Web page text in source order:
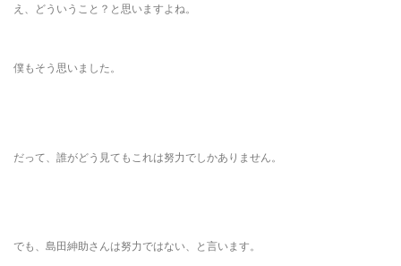
え、どういうこと？と思いますよね。
僕もそう思いました。
だって、誰がどう見てもこれは努力でしかありません。
でも、島田紳助さんは努力ではない、と言います。